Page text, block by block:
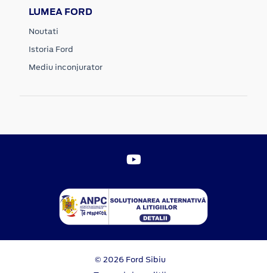
LUMEA FORD
Noutati
Istoria Ford
Mediu inconjurator
© 2026 Ford Sibiu